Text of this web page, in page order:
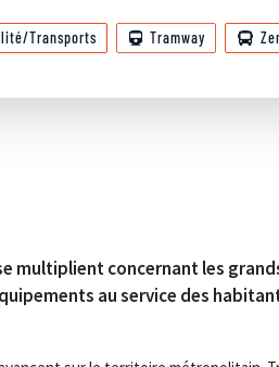
Transports Tramway
multiplient concernant les
au service des